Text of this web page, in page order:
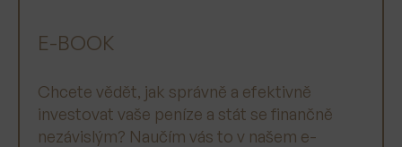
E-BOOK
Chcete vědět, jak správně a efektivně
investovat vaše peníze a stát se finančně
nezávislým? Naučím vás to v našem e-